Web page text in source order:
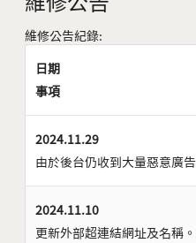
維修公告紀錄:
日期
事項
2024.11.29
由於後台仍收到大量惡意廣
2024.11.10
更新外部超連結網址及名稱。